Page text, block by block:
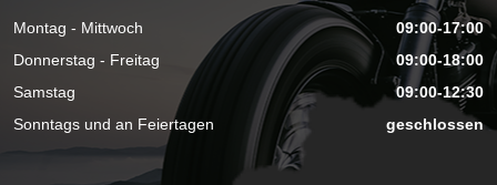
Montag - Mittwoch
09:00-17:00
Donnerstag - Freitag
09:00-18:00
Samstag
09:00-12:30
Sonntags und an Feiertagen
geschlossen